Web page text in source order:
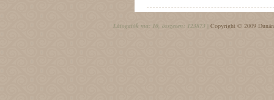
Látogatók ma: 10, összesen: 123873 | Copyright © 2009